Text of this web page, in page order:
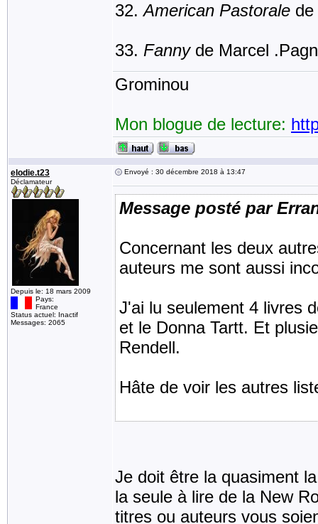
American Pastorale
Fannyde Marcel
Grominou
Mon blogue de lecture:
elodie.t23
Déclamateur
Depuis le: 18 mars 2009
Pays:
France
Status actuel: Inactif
Messages: 2065
Envoyé : 30 décembre 2018 à 13:47
Message posté par
Concernant les deux
auteurs me sont aussi
J'ai lu seulement 4 livres
et le Donna Tartt. Et
Rendell.
Hâte de voir les autres
Je doit être la quasiment
la seule à lire de la New
titres ou auteurs vous